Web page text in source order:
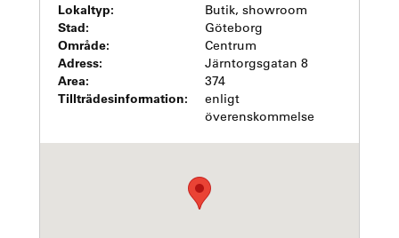
Lokaltyp: Butik, showroom
Stad: Göteborg
Område: Centrum
Adress: Järntorgsgatan 8
Area: 374
Tillträdesinformation:
enligt
överenskommelse